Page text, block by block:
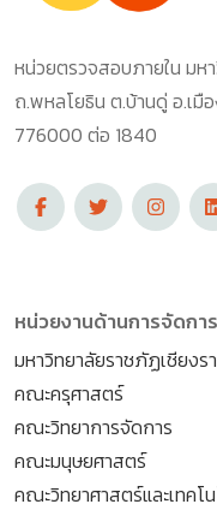
หน่วยตรวจสอบภายใน มห
ถ.พหลโยธิน ต.บ้านดู่ อ.เมื
776000 ต่อ 1840
หน่วยงานด้านการจัดกา
มหาวิทยาลัยราชภัฏเชียงร
คณะครุศาสตร์
คณะวิทยาการจัดการ
คณะมนุษยศาสตร์
คณะวิทยาศาสตร์และเทคโ